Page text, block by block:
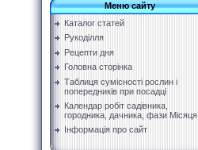
Меню сайту
Каталог статей
Рукоділля
Рецепти дня
Головна сторінка
Таблиця сумісності рослин і
попередників при посадці
Календар робіт садівника,
городника, дачника, фази Місяця
Інформація про сайт